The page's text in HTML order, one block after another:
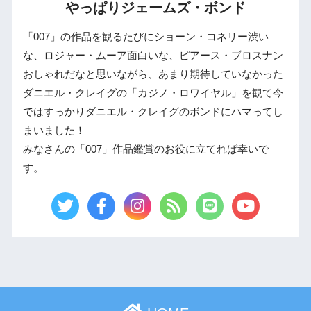
やっぱりジェームズ・ボンド
「007」の作品を観るたびにショーン・コネリー渋い
な、ロジャー・ムーア面白いな、ピアース・ブロスナン
おしゃれだなと思いながら、あまり期待していなかった
ダニエル・クレイグの「カジノ・ロワイヤル」を観て今
ではすっかりダニエル・クレイグのボンドにハマってし
まいました！
みなさんの「007」作品鑑賞のお役に立てれば幸いで
す。